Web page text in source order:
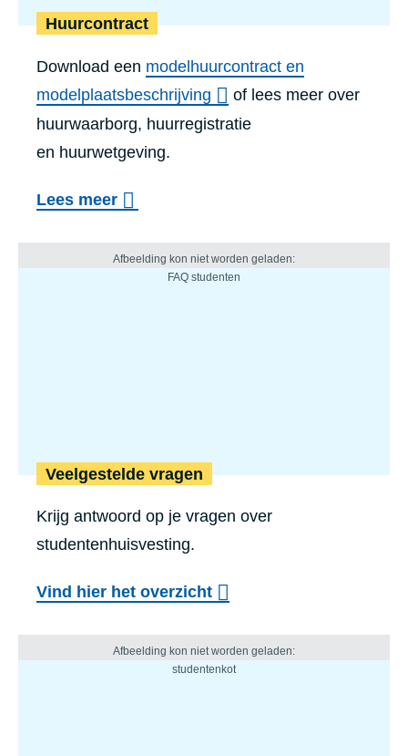
Huurcontract
Download een modelhuurcontract en
modelplaatsbeschrijving
of lees meer over
huurwaarborg, huurregistratie
en huurwetgeving.
Lees meer
Veelgestelde vragen
Krijg antwoord op je vragen over
studentenhuisvesting.
Vind hier het overzicht